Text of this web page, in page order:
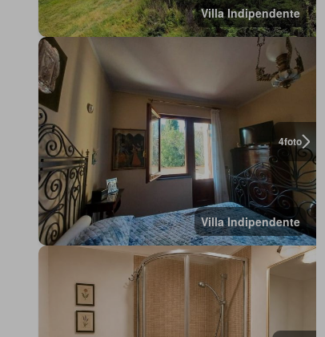
Villa Indipendente
4foto
Villa Indipendente